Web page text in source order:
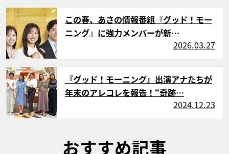
サムネイル
この春、あさの情報番組『グッド！モー
ニング』に強力メンバーが新…
2026.03.27
サムネイル
『グッド！モーニング』出演アナたちが
年末のアレコレを報告！“奇跡…
2024.12.23
おすすめ記事